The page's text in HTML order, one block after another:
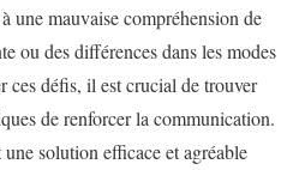
une mauvaise compréhension de
ou des différences dans les modes
ces défis, il est crucial de trouver
de renforcer la communication.
solution efficace et agréable